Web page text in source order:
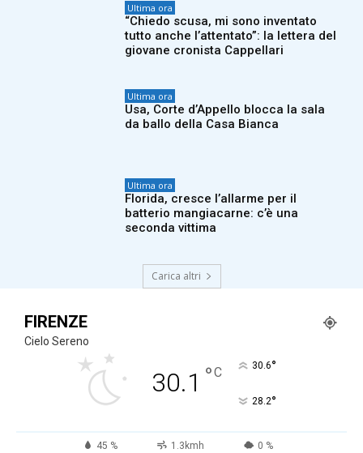
Ultima ora
“Chiedo scusa, mi sono inventato
tutto anche l’attentato”: la lettera del
giovane cronista Cappellari
Ultima ora
Usa, Corte d’Appello blocca la sala
da ballo della Casa Bianca
Ultima ora
Florida, cresce l’allarme per il
batterio mangiacarne: c’è una
seconda vittima
Carica altri
FIRENZE
Cielo Sereno
30.1 °C 30.6°
28.2°
45 % 1.3kmh 0 %